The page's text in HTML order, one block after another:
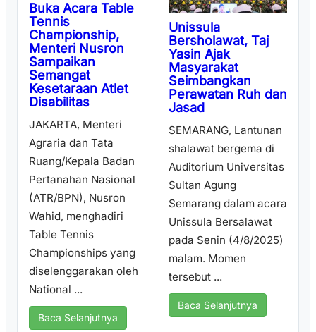
Buka Acara Table
Tennis
Championship,
Menteri Nusron
Sampaikan
Semangat
Kesetaraan Atlet
Disabilitas
JAKARTA, Menteri
Agraria dan Tata
Ruang/Kepala Badan
Pertanahan Nasional
(ATR/BPN), Nusron
Wahid, menghadiri
Table Tennis
Championships yang
diselenggarakan oleh
National ...
Baca Selanjutnya
Unissula
Bersholawat, Taj
Yasin Ajak
Masyarakat
Seimbangkan
Perawatan Ruh dan
Jasad
SEMARANG, Lantunan
shalawat bergema di
Auditorium Universitas
Sultan Agung
Semarang dalam acara
Unissula Bersalawat
pada Senin (4/8/2025)
malam. Momen
tersebut ...
Baca Selanjutnya